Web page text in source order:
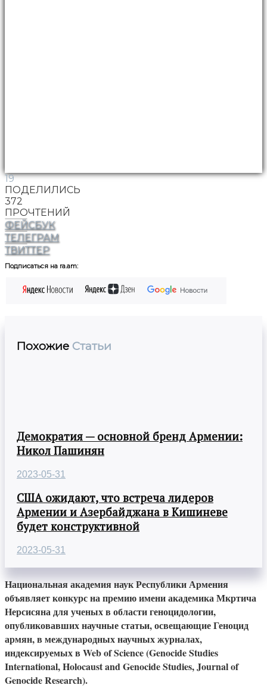
19
ПОДЕЛИЛИСЬ
372
ПРОЧТЕНИЙ
ФЕЙСБУК
ТЕЛЕГРАМ
ТВИТТЕР
Подписаться на ra.am:
Похожие Статьи
Демократия — основной бренд Армении:
Никол Пашинян
2023-05-31
США ожидают, что встреча лидеров
Армении и Азербайджана в Кишиневе
будет конструктивной
2023-05-31
Национальная академия наук Республики Армения
объявляет конкурс на премию имени академика Мкртича
Нерсисяна для ученых в области геноцидологии,
опубликовавших научные статьи, освещающие Геноцид
армян, в международных научных журналах,
индексируемых в Web of Science (Genocide Studies
International, Holocaust and Genocide Studies, Journal of
Genocide Research).